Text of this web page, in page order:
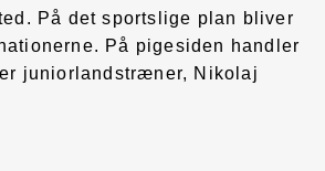
På det sportslige plan bliver
På pigesiden handler
juniorlandstræner, Nikolaj